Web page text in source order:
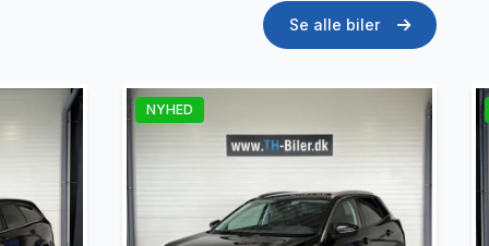
Se alle biler
NYHED